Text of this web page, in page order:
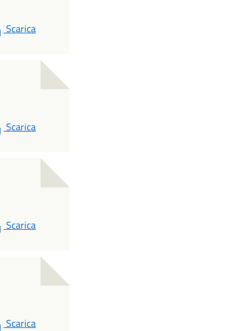
PDF
Scarica
PDF
Scarica
PDF
Scarica
PDF
Scarica